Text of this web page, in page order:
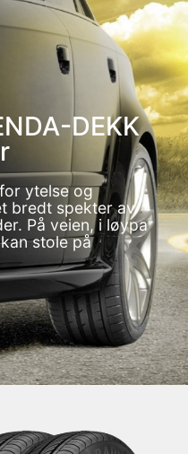
DEKK
ytelse og
bredt spekter av
På veien, i løypa
stole på